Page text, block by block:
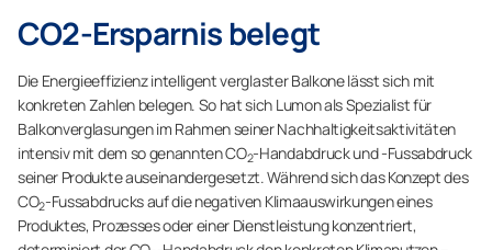
CO2-Ersparnis belegt
Die Energieeffizienz intelligent verglaster Balkone lässt sich mit
konkreten Zahlen belegen. So hat sich Lumon als Spezialist für
Balkonverglasungen im Rahmen seiner Nachhaltigkeitsaktivitäten
intensiv mit dem so genannten CO2-Handabdruck und -Fussabdruck
seiner Produkte auseinandergesetzt. Während sich das Konzept des
CO2-Fussabdrucks auf die negativen Klimaauswirkungen eines
Produktes, Prozesses oder einer Dienstleistung konzentriert,